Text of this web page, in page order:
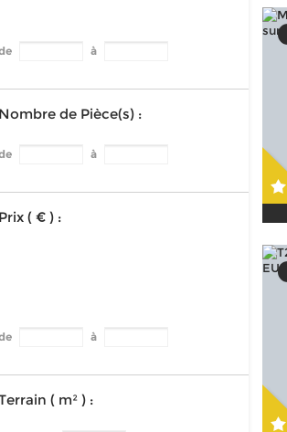
à
Nombre de Pièce(s) :
à
Prix ( € ) :
à
( m² ) :